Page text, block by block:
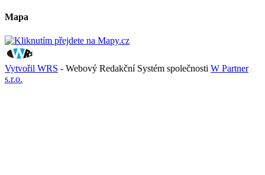
Mapa
Vytvořil WRS - Webový Redakční Systém společnosti W Partner
s.r.o.